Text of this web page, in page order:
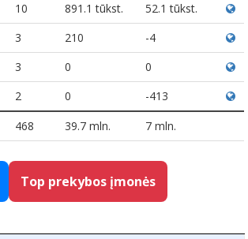
10 891.1 tūkst.
52.1 tūkst.
3 210
-4
3 0
0
2 0
-413
468 39.7 mln. 7 mln.
Top prekybos įmonės